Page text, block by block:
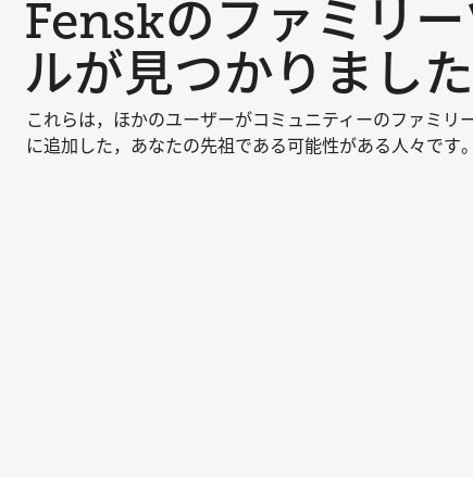
Fenskのファミリ
ルが見つかりました
これらは，ほかのユーザーがコミュニティーのファミリ
に追加した，あなたの先祖である可能性がある人々です。